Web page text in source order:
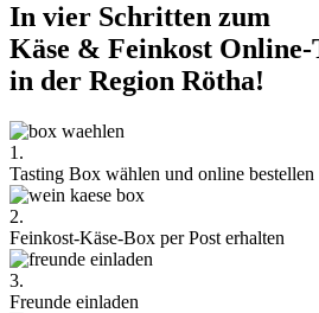
In vier Schritten zum
Käse & Feinkost Online-
in der Region Rötha!
1.
Tasting Box wählen und online bestellen
2.
Feinkost-Käse-Box per Post erhalten
3.
Freunde einladen